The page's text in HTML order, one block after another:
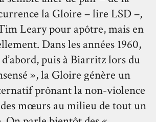
la Gloire – lire LSD –,
Leary pour apôtre, mais en
Dans les années 1960,
puis à Biarritz lors du
», la Gloire génère un
prônant la non-violence
mœurs au milieu de tout un